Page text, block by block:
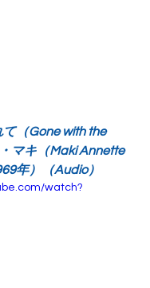
（Gone with the
マキ（Maki Annette
年）（Audio）
watch?